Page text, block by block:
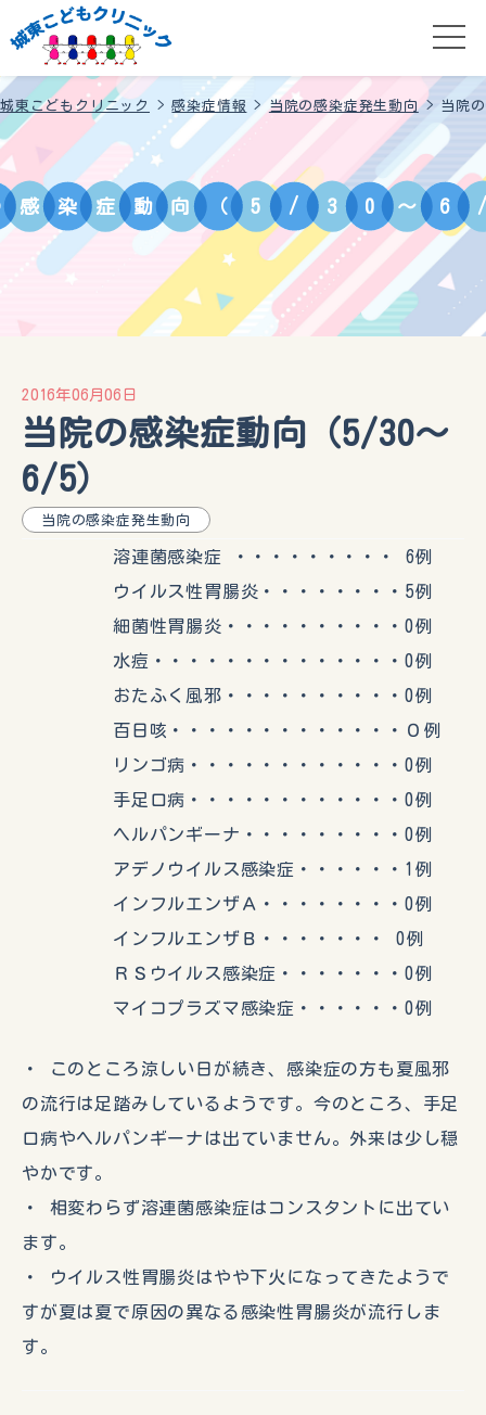
城東こどもクリニック >感染症情報 > 当院の感染症発生動向> 当院
感 染 症 動 向 （ 5 / 3 0 ～ 6
2016年06月06日
当院の感染症動向（5/30～
6/5）
当院の感染症発生動向
溶連菌感染症 ・・・・・・・・・ 6例
ウイルス性胃腸炎・・・・・・・・5例
細菌性胃腸炎・・・・・・・・・・0例
水痘・・・・・・・・・・・・・・0例
おたふく風邪・・・・・・・・・・0例
百日咳・・・・・・・・・・・・・０例
リンゴ病・・・・・・・・・・・・0例
手足口病・・・・・・・・・・・・0例
ヘルパンギーナ・・・・・・・・・0例
アデノウイルス感染症・・・・・・1例
インフルエンザＡ・・・・・・・・0例
インフルエンザＢ・・・・・・・ 0例
ＲＳウイルス感染症・・・・・・・0例
マイコプラズマ感染症・・・・・・0例
・ このところ涼しい日が続き、感染症の方も夏風邪
の流行は足踏みしているようです。今のところ、手足
口病やヘルパンギーナは出ていません。外来は少し穏
やかです。
・ 相変わらず溶連菌感染症はコンスタントに出てい
ます。
・ ウイルス性胃腸炎はやや下火になってきたようで
すが夏は夏で原因の異なる感染性胃腸炎が流行しま
す。